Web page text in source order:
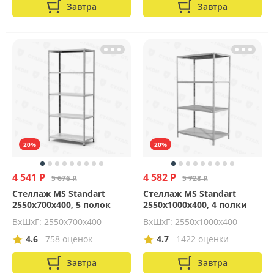
Завтра Завтра
20%
4 541 Р 5 676 Р
Стеллаж MS Standart
2550х700х400, 5 полок
ВхШхГ: 2550x700x400
4.6
758 оценок
Завтра
20%
4 582 Р 5 728 Р
Стеллаж MS Standart
2550х1000х400, 4 полки
ВхШхГ: 2550x1000x400
4.7
1422 оценки
Завтра